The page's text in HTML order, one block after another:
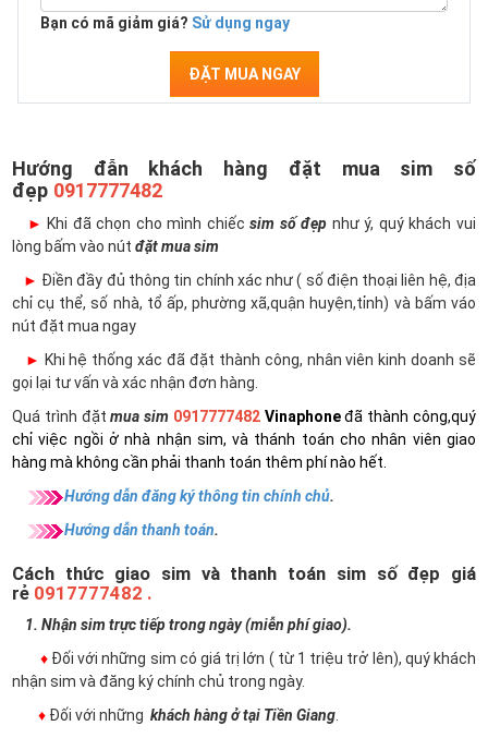
Bạn có mã giảm giá? Sử dụng ngay
ĐẶT MUA NGAY
Hướng đẫn khách hàng đặt mua sim số
đẹp 0917777482
► Khi đã chọn cho mình chiếcsim số đẹp như ý, quý khách vui
lòng bấm vào nút đặt mua sim
► Điền đầy đủ thông tin chính xác như ( số điện thoại liên hệ, địa
chỉ cụ thể, số nhà, tổ ấp, phường xã,quận huyện,tỉnh) và bấm váo
nút đặt mua ngay
► Khi hệ thống xác đã đặt thành công, nhân viên kinh doanh sẽ
gọi lại tư vấn và xác nhận đơn hàng.
Quá trình đặtmua sim 0917777482 Vinaphoneđã thành công,quý
chỉ việc ngồi ở nhà nhận sim, và thánh toán cho nhân viên giao
hàng mà không cần phải thanh toán thêm phí nào hết.
Hướng dẫn đăng ký thông tin chính chủ.
Hướng dẫn thanh toán.
Cách thức giao sim và thanh toán sim số đẹp giá
rẻ 0917777482 .
1. Nhận sim trực tiếp trong ngày (miễn phí giao).
♦ Đối với những sim có giá trị lớn ( từ 1 triệu trở lên), quý khách
nhận sim và đăng ký chính chủ trong ngày.
♦ Đối với những khách hàng ở tại Tiền Giang